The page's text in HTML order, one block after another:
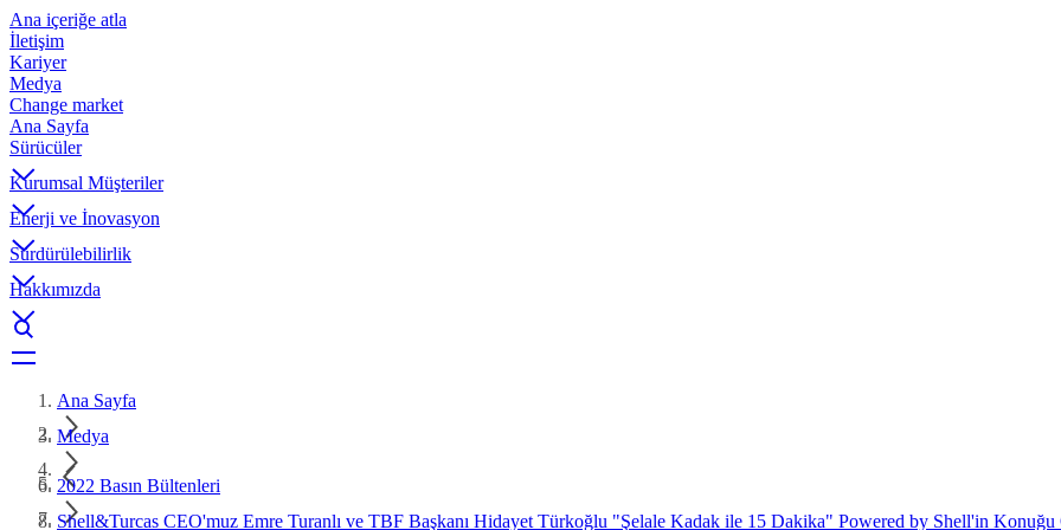
Ana içeriğe atla
İletişim
Kariyer
Medya
Change market
Ana Sayfa
Sürücüler
Kurumsal Müşteriler
Enerji ve İnovasyon
Sürdürülebilirlik
Hakkımızda
Ana Sayfa
Medya
2022 Basın Bültenleri
Shell&Turcas CEO'muz Emre Turanlı ve TBF Başkanı Hidayet Türkoğlu "Şelale Kadak ile 15 Dakika" Powered by Shell'in Konuğu